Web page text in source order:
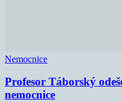
Nemocnice
Profesor Táborský
nemocnice